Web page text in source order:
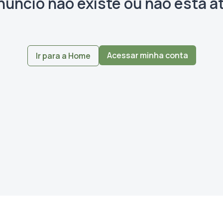
Ir para a Home Acessar minha conta